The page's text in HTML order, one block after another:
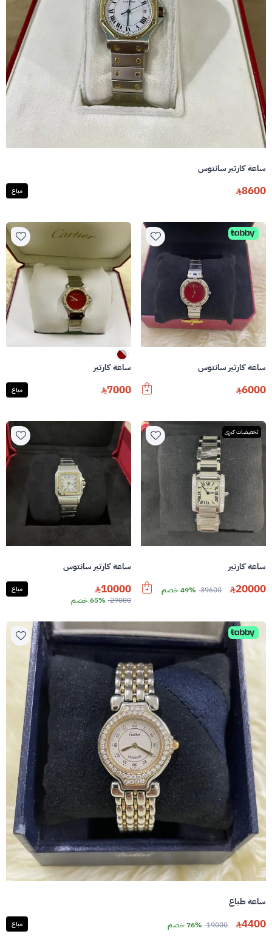
ساعة كارتير سانتوس
8600 مباع
ساعة كارتير سانتوس
6000
ساعة كارتير
7000 مباع
تخفيضات كبرى
ساعة كارتير
20000
39600 49% خصم
ساعة كارتير سانتوس
10000
29000 65% خصم
مباع
ساعة طباع
4400
19000 76% خصم مباع